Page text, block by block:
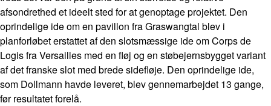
afsondrethed et ideelt sted for at genoptage projektet. Den
oprindelige ide om en pavillon fra Graswangtal blev i
planforløbet erstattet af den slotsmæssige ide om Corps de
Logis fra Versailles med en fløj og en støbejernsbygget variant
af det franske slot med brede sidefløje. Den oprindelige ide,
som Dollmann havde leveret, blev gennemarbejdet 13 gange,
før resultatet forelå.